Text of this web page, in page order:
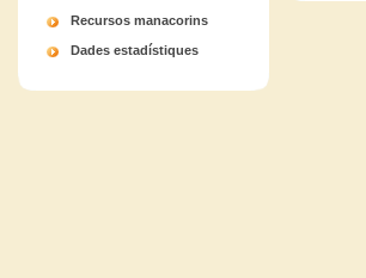
Recursos manacorins
Dades estadístiques